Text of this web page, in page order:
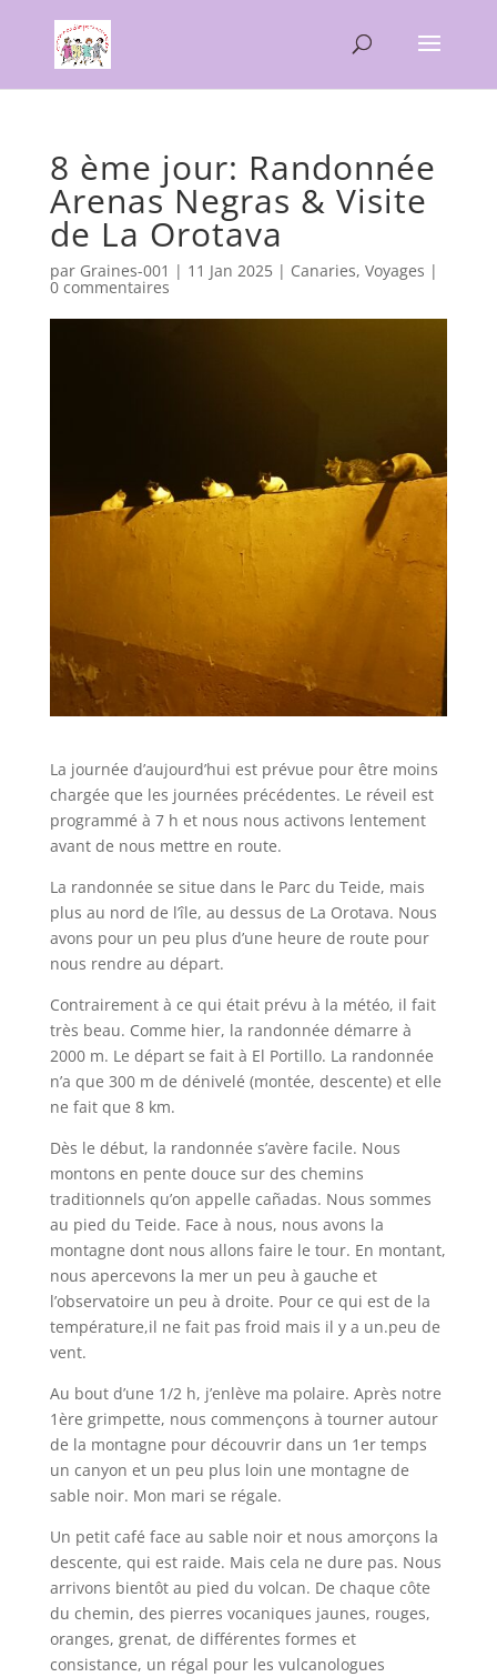
8 ème jour: Randonnée
Arenas Negras & Visite
de La Orotava
par Graines-001 | 11 Jan 2025| Canaries, Voyages |
0 commentaires
La journée d’aujourd’hui est prévue pour être moins
chargée que les journées précédentes. Le réveil est
programmé à 7 h et nous nous activons lentement
avant de nous mettre en route.
La randonnée se situe dans le Parc du Teide, mais
plus au nord de l’île, au dessus de La Orotava. Nous
avons pour un peu plus d’une heure de route pour
nous rendre au départ.
Contrairement à ce qui était prévu à la météo, il fait
très beau. Comme hier, la randonnée démarre à
2000 m. Le départ se fait à El Portillo. La randonnée
n’a que 300 m de dénivelé (montée, descente) et elle
ne fait que 8 km.
Dès le début, la randonnée s’avère facile. Nous
montons en pente douce sur des chemins
traditionnels qu’on appelle cañadas. Nous sommes
au pied du Teide. Face à nous, nous avons la
montagne dont nous allons faire le tour. En montant,
nous apercevons la mer un peu à gauche et
l’observatoire un peu à droite. Pour ce qui est de la
température,il ne fait pas froid mais il y a un.peu de
vent.
Au bout d’une 1/2 h, j’enlève ma polaire. Après notre
1ère grimpette, nous commençons à tourner autour
de la montagne pour découvrir dans un 1er temps
un canyon et un peu plus loin une montagne de
sable noir. Mon mari se régale.
Un petit café face au sable noir et nous amorçons la
descente, qui est raide. Mais cela ne dure pas. Nous
arrivons bientôt au pied du volcan. De chaque côte
du chemin, des pierres vocaniques jaunes, rouges,
oranges, grenat, de différentes formes et
consistance, un régal pour les vulcanologues